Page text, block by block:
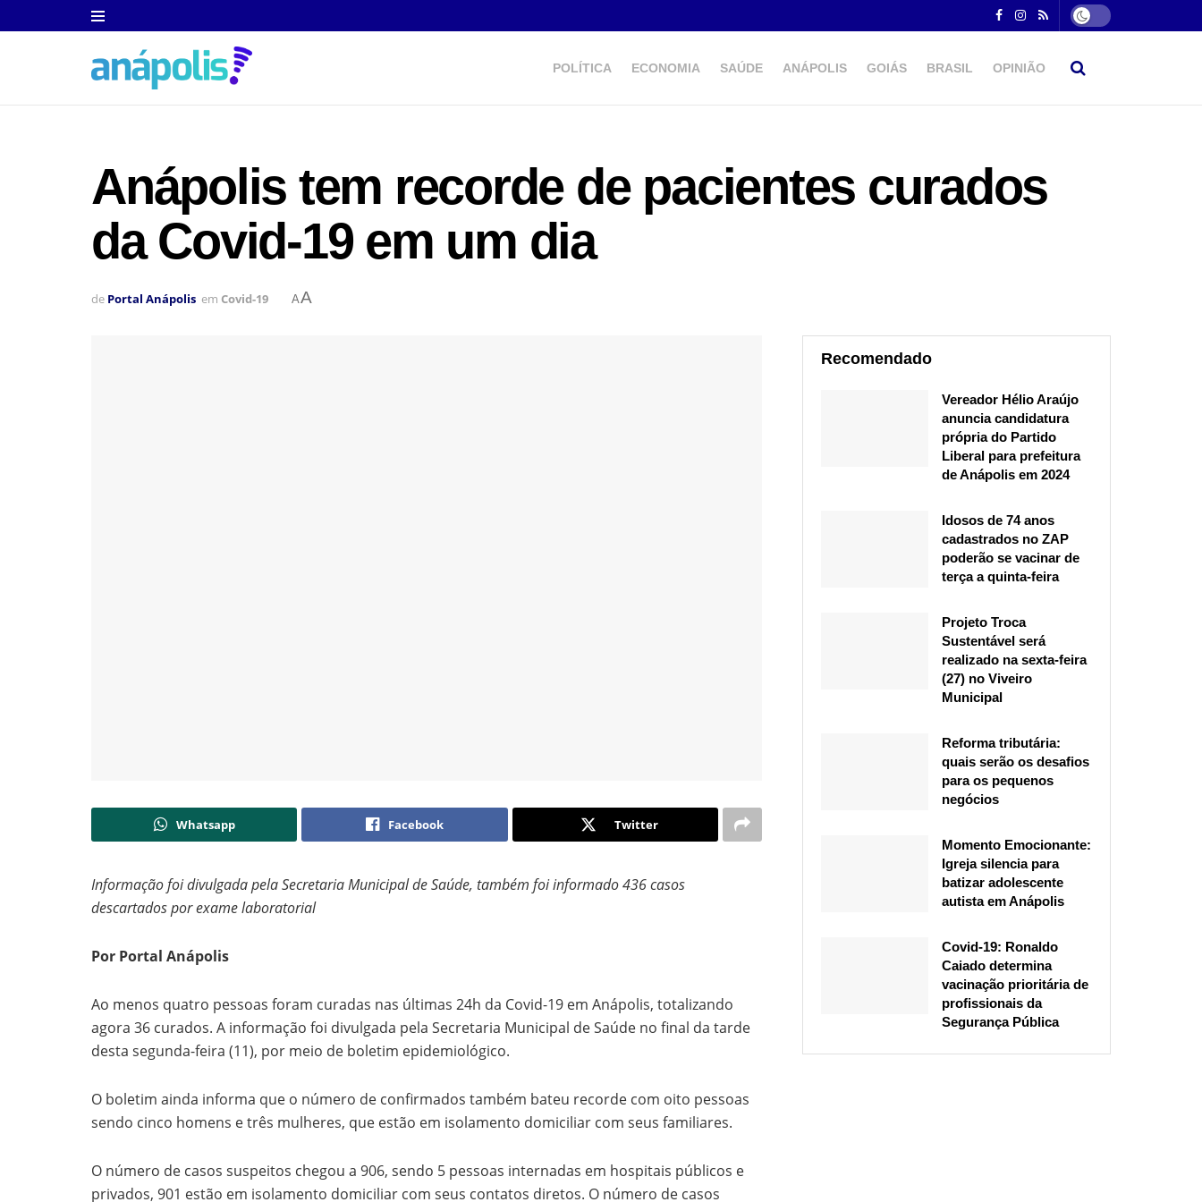
POLÍTICA ECONOMIA SAÚDE ANÁPOLIS GOIÁS BRASIL OPINIÃO
Anápolis tem recorde de pacientes curados
da Covid-19 em um dia
de Portal Anápolis em Covid-19 AA
Whatsapp Facebook Twitter
Informação foi divulgada pela Secretaria Municipal de Saúde, também foi informado 436 casos
descartados por exame laboratorial
Por Portal Anápolis
Ao menos quatro pessoas foram curadas nas últimas 24h da Covid-19 em Anápolis, totalizando
agora 36 curados. A informação foi divulgada pela Secretaria Municipal de Saúde no final da tarde
desta segunda-feira (11), por meio de boletim epidemiológico.
O boletim ainda informa que o número de confirmados também bateu recorde com oito pessoas
sendo cinco homens e três mulheres, que estão em isolamento domiciliar com seus familiares.
O número de casos suspeitos chegou a 906, sendo 5 pessoas internadas em hospitais públicos e
privados, 901 estão em isolamento domiciliar com seus contatos diretos. O número de casos
Recomendado
Vereador Hélio Araújo
anuncia candidatura
própria do Partido
Liberal para prefeitura
de Anápolis em 2024
Idosos de 74 anos
cadastrados no ZAP
poderão se vacinar de
terça a quinta-feira
Projeto Troca
Sustentável será
realizado na sexta-feira
(27) no Viveiro
Municipal
Reforma tributária:
quais serão os desafios
para os pequenos
negócios
Momento Emocionante:
Igreja silencia para
batizar adolescente
autista em Anápolis
Covid-19: Ronaldo
Caiado determina
vacinação prioritária de
profissionais da
Segurança Pública